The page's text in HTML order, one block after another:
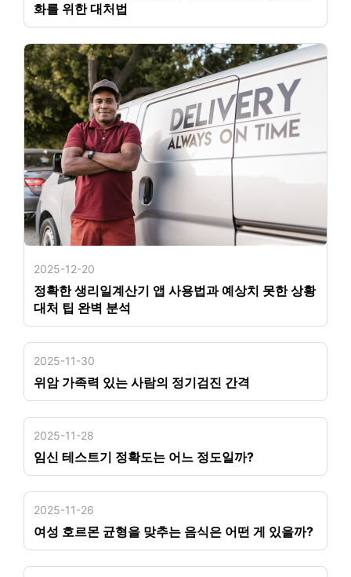
화를 위한 대처법
2025-12-20
정확한 생리일계산기 앱 사용법과 예상치 못한 상황
대처 팁 완벽 분석
2025-11-30
위암 가족력 있는 사람의 정기검진 간격
2025-11-28
임신 테스트기 정확도는 어느 정도일까?
2025-11-26
여성 호르몬 균형을 맞추는 음식은 어떤 게 있을까?